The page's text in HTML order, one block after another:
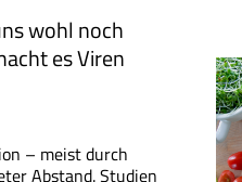
wohl noch
es Viren
– meist durch
Abstand. Studien